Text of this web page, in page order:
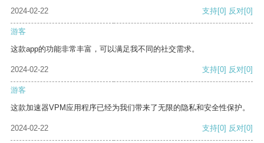
2024-02-22 支持[0] 反对[0]
游客
这款app的功能非常丰富，可以满足我不同的社交需求。
2024-02-22 支持[0] 反对[0]
游客
这款加速器VPM应用程序已经为我们带来了无限的隐私和安全性保护。
2024-02-22 支持[0] 反对[0]